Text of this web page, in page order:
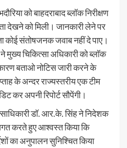
को बाहदराबाद ब्लॉक निरीक्षण
देखने को मिली। जानकारी लेने पर
संतोषजनक जवाब नहीं दे पाए।
चिकित्सा अधिकारी को ब्लॉक
बताओ नोटिस जारी करने के
के अन्दर राज्यस्तरीय एक टीम
कर अपनी रिपोर्ट सौपेंगी।
डॉ. आर.के. सिंह ने निदेशक
करते हुए आश्वस्त किया कि
का अनुपालन सुनिश्चित किया